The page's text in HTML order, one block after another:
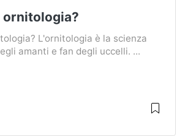
ornitologia?
L'ornitologia è la scienza
amanti e fan degli uccelli. ...